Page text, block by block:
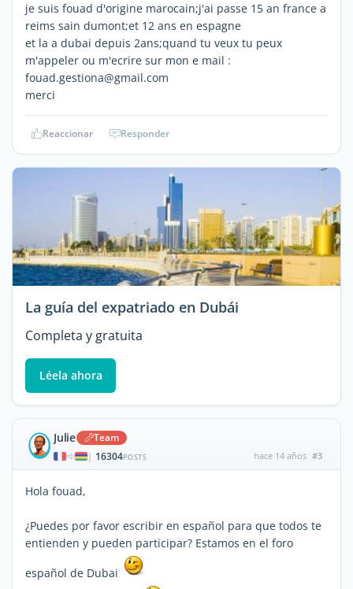
je suis fouad d'origine marocain;j'ai passe 15 an france a
reims sain dumont;et 12 ans en espagne
et la a dubai depuis 2ans;quand tu veux tu peux
m'appeler ou m'ecrire sur mon e mail :
fouad.gestiona@gmail.com
merci
Reaccionar Responder
La guía del expatriado en Dubái
Completa y gratuita
Léela ahora
Julie Team
| 16304POSTS hace 14 años #3
Hola fouad,
¿Puedes por favor escribir en español para que todos te
entienden y pueden participar? Estamos en el foro
español de Dubai